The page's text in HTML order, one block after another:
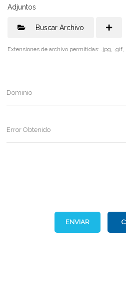
Adjuntos
Buscar Archivo
Extensiones de archivo permitidas: .jpg,
Dominio
Error Obtenido
ENVIAR